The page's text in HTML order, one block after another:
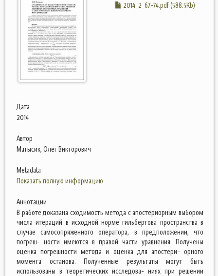
2014_2_67-74.pdf (588.5Kb)
Дата
2014
Автор
Матысик, Олег Викторович
Metadata
Показать полную информацию
Аннотации
В работе доказана сходимость метода с апостериорным выбором
числа итераций в исходной норме гильбертова пространства в
случае самосопряженного оператора, в предположении, что
погреш- ности имеются в правой части уравнения. Получены
оценка погрешности метода и оценка для апостери- орного
момента останова. Полученные результаты могут быть
использованы в теоретических исследова- ниях при решении